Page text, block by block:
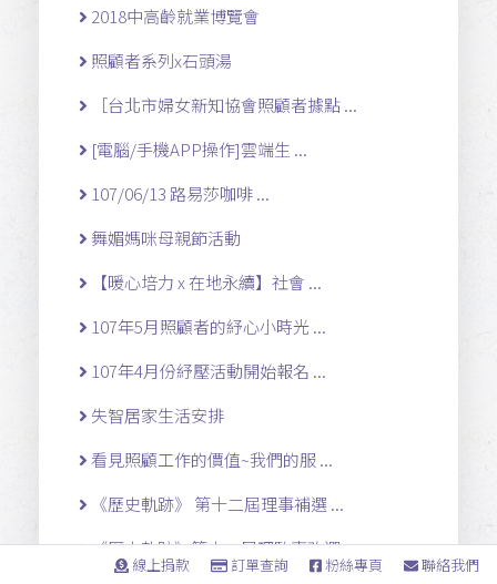
2018中高齡就業博覽會
照顧者系列x石頭湯
［台北市婦女新知協會照顧者據點 ...
[電腦/手機APP操作]雲端生 ...
107/06/13 路易莎咖啡 ...
舞媚媽咪母親節活動
【暖心培力 x 在地永續】社會 ...
107年5月照顧者的紓心小時光 ...
107年4月份紓壓活動開始報名 ...
失智居家生活安排
看見照顧工作的價值~我們的服 ...
《歷史軌跡》 第十二屆理事補選 ...
《歷史軌跡》第十二屆理監事改選 ...
線上捐款 訂單查詢 粉絲專頁 聯絡我們